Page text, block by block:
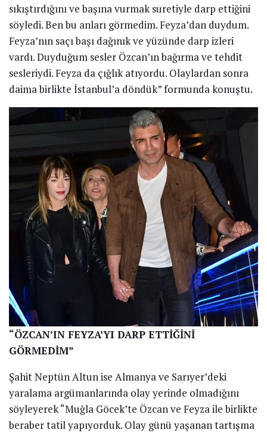
sıkıştırdığını ve başına vurmak suretiyle darp ettiğini
söyledi. Ben bu anları görmedim. Feyza’dan duydum.
Feyza’nın saçı başı dağınık ve yüzünde darp izleri
vardı. Duyduğum sesler Özcan’ın bağırma ve tehdit
sesleriydi. Feyza da çığlık atıyordu. Olaylardan sonra
daima birlikte İstanbul’a döndük” formunda konuştu.
“ÖZCAN’IN FEYZA’YI DARP ETTİĞİNİ
GÖRMEDİM”
Şahit Neptün Altun ise Almanya ve Sarıyer’deki
yaralama argümanlarında olay yerinde olmadığını
söyleyerek “Muğla Göcek’te Özcan ve Feyza ile birlikte
beraber tatil yapıyorduk. Olay günü yaşanan tartışma